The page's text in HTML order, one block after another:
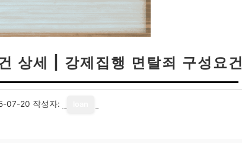
상세 | 강제집행 면탈죄 구성요건
07-20 작성자: